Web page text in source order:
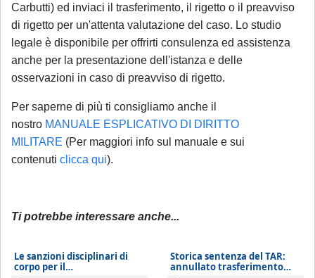
Carbutti) ed inviaci il trasferimento, il rigetto o il preavviso
di rigetto per un'attenta valutazione del caso. Lo studio
legale è disponibile per offrirti consulenza ed assistenza
anche per la presentazione dell'istanza e delle
osservazioni in caso di preavviso di rigetto.
Per saperne di più ti consigliamo anche il
nostro MANUALE ESPLICATIVO DI DIRITTO
MILITARE (Per maggiori info sul manuale e sui
contenuti clicca qui).
Ti potrebbe interessare anche...
Le sanzioni disciplinari di
corpo per il…
Storica sentenza del TAR:
annullato trasferimento…
Se è già cliente dello Studio, le richieste
non strettamente urgenti (aggiornamenti
sullo stato della pratica, quesiti generali,
gestione adempimenti processuali
rinviabili) saranno prese in carico al rientro,
a partire dal 1° settembre 2026.